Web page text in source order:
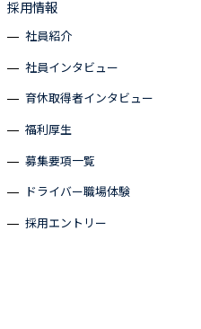
採用情報
社員紹介
社員インタビュー
育休取得者インタビュー
福利厚生
募集要項一覧
ドライバー職場体験
採用エントリー